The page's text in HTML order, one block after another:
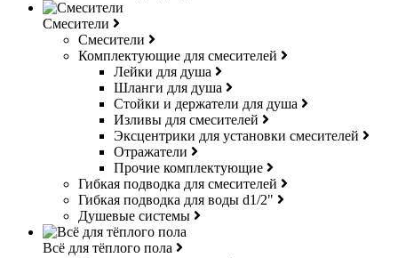
Смесители
Смесители
Комплектующие для смесителей
Лейки для душа
Шланги для душа
Стойки и держатели для душа
Изливы для смесителей
Эксцентрики для установки смесителей
Отражатели
Прочие комплектующие
Гибкая подводка для смесителей
Гибкая подводка для воды d1/2"
Душевые системы
Всё для тёплого пола